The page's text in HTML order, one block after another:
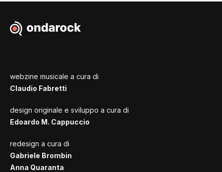
webzine musicale a cura di
Claudio Fabretti
design originale e sviluppo a cura di
Edoardo M. Cappuccio
redesign a cura di
Gabriele Brombin
Anna Quaranta